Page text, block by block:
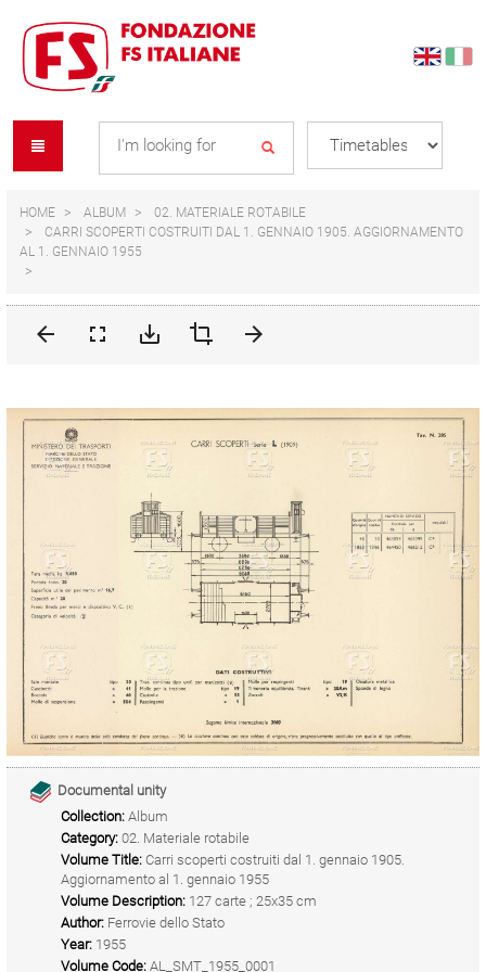
content
navigation
menu
HOME ALBUM
02. MATERIALE ROTABILE
CARRI SCOPERTI COSTRUITI DAL 1. GENNAIO 1905. AGGIORNAMENTO
AL 1. GENNAIO 1955
Documental unity
Collection: Album
Category: 02. Materiale rotabile
Volume Title: Carri scoperti costruiti dal 1. gennaio 1905.
Aggiornamento al 1. gennaio 1955
Volume Description: 127 carte ; 25x35 cm
Author: Ferrovie dello Stato
Year: 1955
Volume Code: AL_SMT_1955_0001